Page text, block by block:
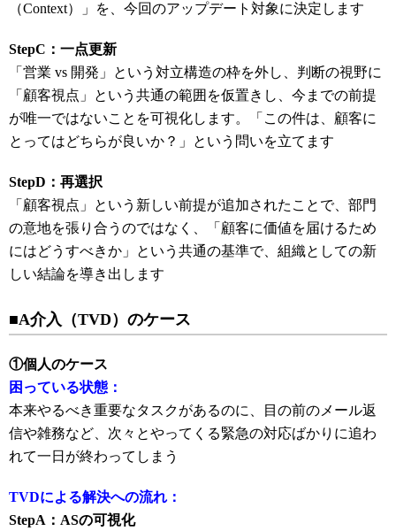
（Context）」を、今回のアップデート対象に決定します
StepC：一点更新
「営業 vs 開発」という対立構造の枠を外し、判断の視野に
「顧客視点」という共通の範囲を仮置きし、今までの前提
が唯一ではないことを可視化します。「この件は、顧客に
とってはどちらが良いか？」という問いを立てます
StepD：再選択
「顧客視点」という新しい前提が追加されたことで、部門
の意地を張り合うのではなく、「顧客に価値を届けるため
にはどうすべきか」という共通の基準で、組織としての新
しい結論を導き出します
■A介入（TVD）のケース
①個人のケース
困っている状態：
本来やるべき重要なタスクがあるのに、目の前のメール返
信や雑務など、次々とやってくる緊急の対応ばかりに追わ
れて一日が終わってしまう
TVDによる解決への流れ：
StepA：ASの可視化